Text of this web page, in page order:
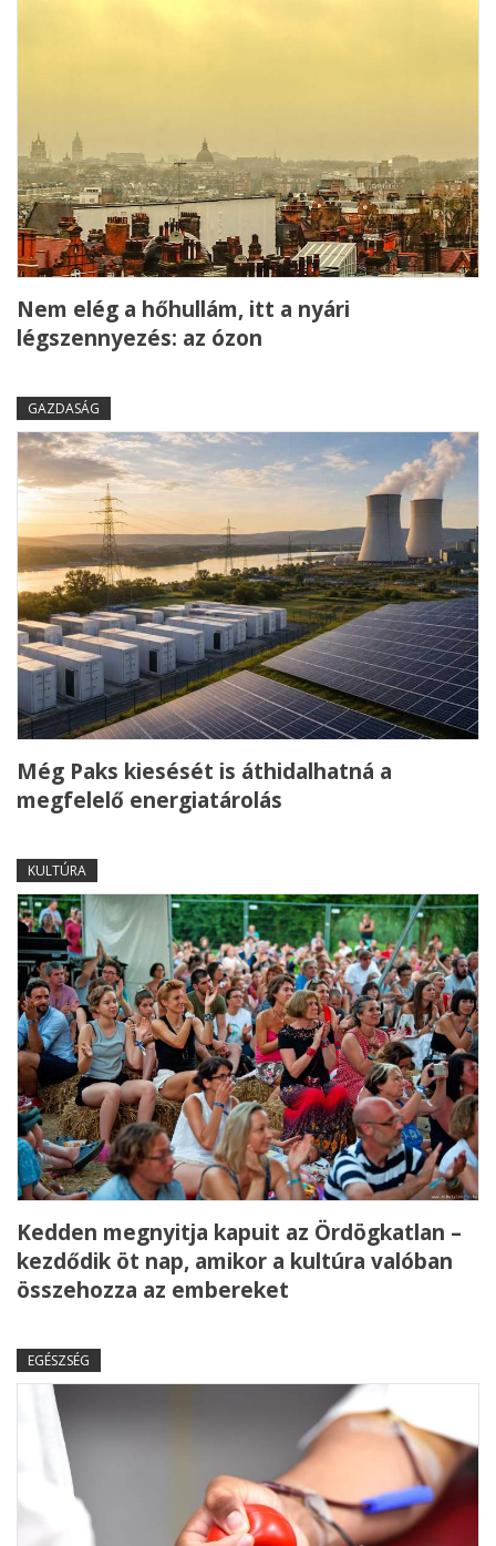
Nem elég a hőhullám, itt a nyári
légszennyezés: az ózon
GAZDASÁG
Még Paks kiesését is áthidalhatná a
megfelelő energiatárolás
KULTÚRA
Kedden megnyitja kapuit az Ördögkatlan –
kezdődik öt nap, amikor a kultúra valóban
összehozza az embereket
EGÉSZSÉG